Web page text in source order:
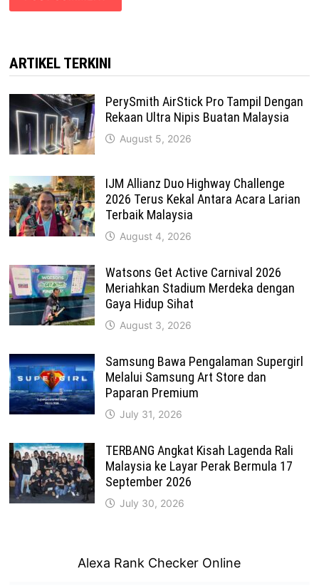
ARTIKEL TERKINI
PerySmith AirStick Pro Tampil Dengan
Rekaan Ultra Nipis Buatan Malaysia
August 5, 2026
IJM Allianz Duo Highway Challenge
2026 Terus Kekal Antara Acara Larian
Terbaik Malaysia
August 4, 2026
Watsons Get Active Carnival 2026
Meriahkan Stadium Merdeka dengan
Gaya Hidup Sihat
August 3, 2026
Samsung Bawa Pengalaman Supergirl
Melalui Samsung Art Store dan
Paparan Premium
July 31, 2026
TERBANG Angkat Kisah Lagenda Rali
Malaysia ke Layar Perak Bermula 17
September 2026
July 30, 2026
Alexa Rank Checker Online